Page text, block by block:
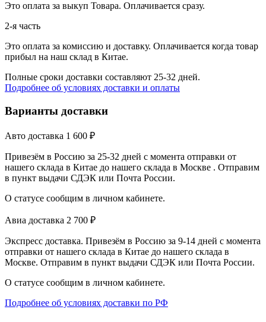
Это оплата за выкуп Товара. Оплачивается сразу.
2-я часть
Это оплата за комиссию и доставку. Оплачивается когда товар
прибыл на наш склад в Китае.
Полные сроки доставки составляют 25-32 дней.
Подробнее об условиях доставки и оплаты
Варианты доставки
Авто доставка 1 600 ₽
Привезём в Россию за 25-32 дней с момента отправки от
нашего склада в Китае до нашего склада в Москве . Отправим
в пункт выдачи СДЭК или Почта России.
О статусе сообщим в личном кабинете.
Авиа доставка 2 700 ₽
Экспресс доставка. Привезём в Россию за 9-14 дней с момента
отправки от нашего склада в Китае до нашего склада в
Москве. Отправим в пункт выдачи СДЭК или Почта России.
О статусе сообщим в личном кабинете.
Подробнее об условиях доставки по РФ